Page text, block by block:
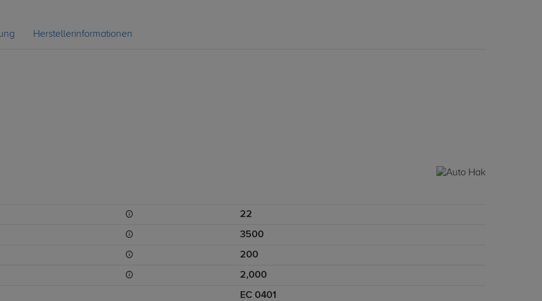
Herstellerinformationen
22
3500
200
2,000
EC 0401